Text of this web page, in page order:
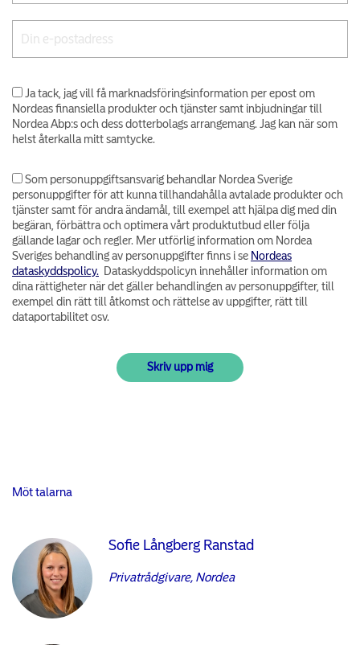
Ja tack, jag vill få marknadsföringsinformation per epost om
Nordeas finansiella produkter och tjänster samt inbjudningar till
Nordea Abp:s och dess dotterbolags arrangemang. Jag kan när som
helst återkalla mitt samtycke.
Som personuppgiftsansvarig behandlar Nordea Sverige
personuppgifter för att kunna tillhandahålla avtalade produkter och
tjänster samt för andra ändamål, till exempel att hjälpa dig med din
begäran, förbättra och optimera vårt produktutbud eller följa
gällande lagar och regler. Mer utförlig information om Nordea
Sveriges behandling av personuppgifter finns i se Nordeas
dataskyddspolicy. Dataskyddspolicyn innehåller information om
dina rättigheter när det gäller behandlingen av personuppgifter, till
exempel din rätt till åtkomst och rättelse av uppgifter, rätt till
dataportabilitet osv.
Möt talarna
Sofie Långberg Ranstad
Privatrådgivare, Nordea